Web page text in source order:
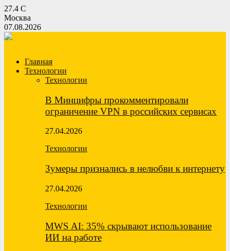
27.4 C
Москва
07.08.2026
Главная
Технологии
Технологии
В Минцифры прокомментировали
ограничение VPN в российских сервисах
27.04.2026
Технологии
Зумеры признались в нелюбви к интернету
27.04.2026
Технологии
MWS AI: 35% скрывают использование
ИИ на работе